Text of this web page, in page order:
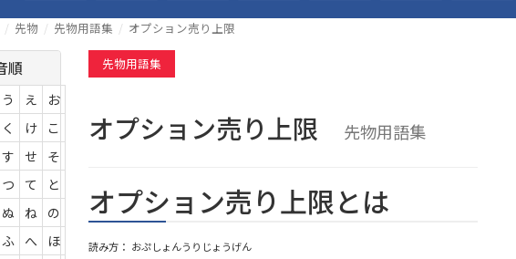
先物 先物用語集 オプション売り上限
先物用語集
オプション売り上限 先物用語集
オプション売り上限とは
読み方： おぷしょんうりじょうげん
順
う え
お
く け
こ
す せ
そ
つ て
と
ぬ ね
の
ふ へ
ほ